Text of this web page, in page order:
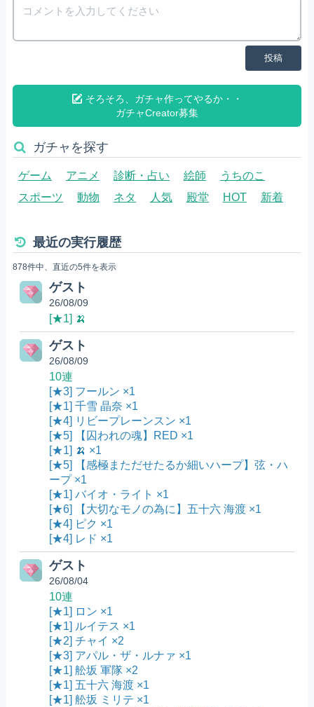
投稿
そろそろ、ガチャ作ってやるか・・
ガチャCreator募集
ガチャを探す
ゲーム アニメ 診断・占い 絵師
うちのこ
スポーツ
動物 ネタ 人気 殿堂 HOT 新着
最近の実行履歴
878件中、直近の5件を表示
ゲスト
26/08/09
[★1] 🍌
ゲスト
26/08/09
10連
[★3] フールン ×1
[★1] 千雪 晶奈 ×1
[★4] リビープレーンスン ×1
[★5] 【囚われの魂】RED ×1
[★1] 🍌 ×1
[★5] 【感極まただせたるか細いハープ】弦・ハ
ープ ×1
[★1] バイオ・ライト ×1
[★6] 【大切なモノの為に】五十六 海渡 ×1
[★4] ピク ×1
[★4] レド ×1
ゲスト
26/08/04
10連
[★1] ロン ×1
[★1] ルイテス ×1
[★2] チャイ ×2
[★3] アパル・ザ・ルナァ ×1
[★1] 舩坂 軍隊 ×2
[★1] 五十六 海渡 ×1
[★1] 舩坂 ミリテ ×1